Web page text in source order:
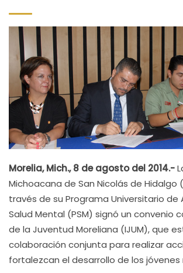
Morelia, Mich., 8 de agosto del 2014.-
Michoacana de San Nicolás de Hidalgo
través de su Programa Universitario de
Salud Mental (PSM) signó un convenio
de la Juventud Moreliana (IJUM), que
colaboración conjunta para realizar
fortalezcan el desarrollo de los jóvenes